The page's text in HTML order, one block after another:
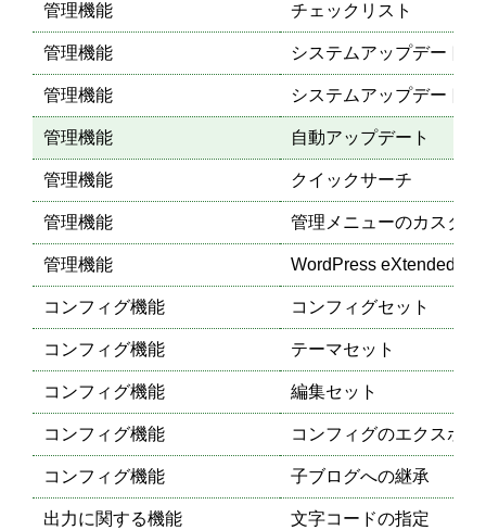
管理機能 チェックリスト
管理機能 システムアップデート機
管理機能 システムアップデート
管理機能 自動アップデート
管理機能 クイックサーチ
管理機能 管理メニューのカスタマ
管理機能 WordPress eXtended
コンフィグ機能 コンフィグセット
コンフィグ機能 テーマセット
コンフィグ機能 編集セット
コンフィグ機能 コンフィグのエクスポ
コンフィグ機能 子ブログへの継承
出力に関する機能 文字コードの指定